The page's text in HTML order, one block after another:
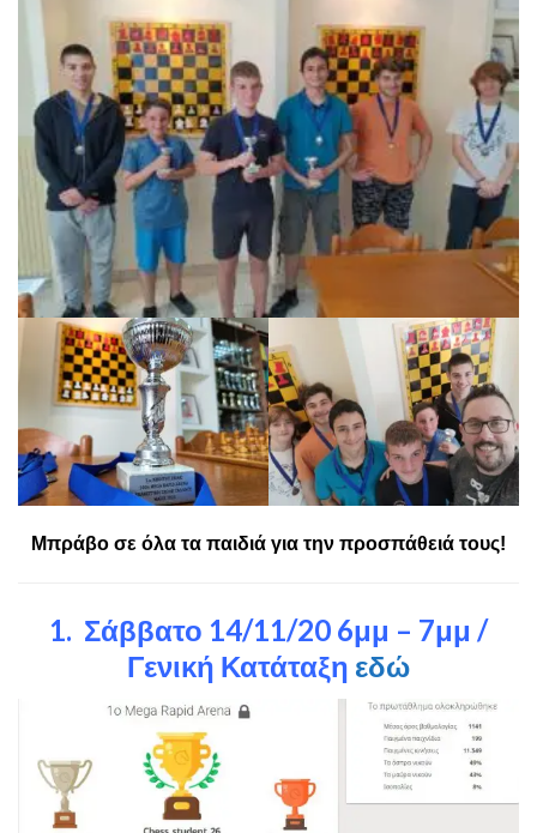
Μπράβο σε όλα τα παιδιά για την προσπάθειά τους!
1. Σάββατο 14/11/20 6μμ – 7μμ /
Γενική Κατάταξη εδώ